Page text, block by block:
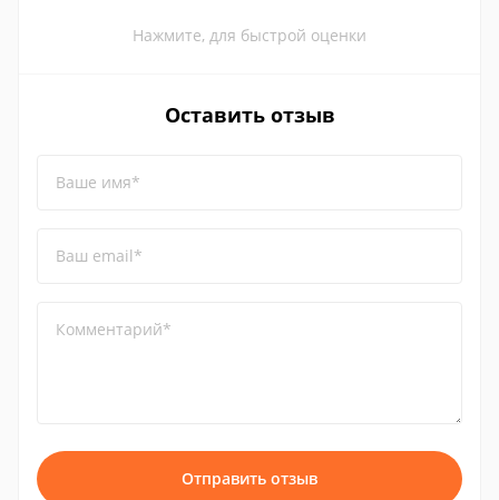
Нажмите, для быстрой оценки
Оставить отзыв
Ваше имя*
Ваш email*
Комментарий*
Отправить отзыв